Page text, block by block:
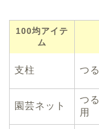
100均アイテ
ム
支柱 つ
園芸ネット
つ
用